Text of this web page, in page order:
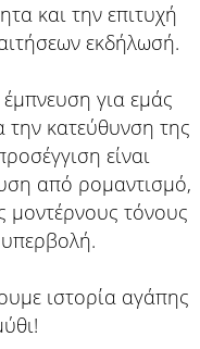
και την επιτυχή
εκδήλωσή.
για εμάς
κατεύθυνση της
είναι
από ρομαντισμό,
τόνους
υπερβολή.
ιστορία αγάπης